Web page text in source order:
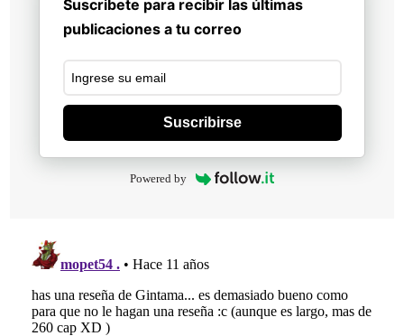
Suscribete para recibir las últimas
publicaciones a tu correo
Suscribirse
Powered by